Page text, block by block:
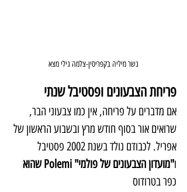
גשר מיליה בקפריסין-צלמה גילי מצא
פריחת הצבעונים ופסטיבל שנתי
אם מדברים על פריחה, אין כמו צבעוני הבר,
שרואים אור בסוף חודש מרץ ובשבוע הראשון של
אפריל. לכבודם נולד בשנת 2002 פסטיבל
ו"מועדון הצבעונים של פולמי" Polemi שהוא
כפר בטרודוס